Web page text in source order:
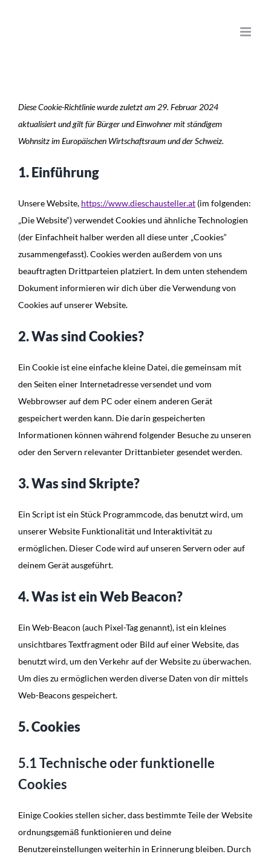
Diese Cookie-Richtlinie wurde zuletzt am 29. Februar 2024
aktualisiert und gilt für Bürger und Einwohner mit ständigem
Wohnsitz im Europäischen Wirtschaftsraum und der Schweiz.
1. Einführung
Unsere Website, https://www.dieschausteller.at (im folgenden:
„Die Website“) verwendet Cookies und ähnliche Technologien
(der Einfachheit halber werden all diese unter „Cookies“
zusammengefasst). Cookies werden außerdem von uns
beauftragten Drittparteien platziert. In dem unten stehendem
Dokument informieren wir dich über die Verwendung von
Cookies auf unserer Website.
2. Was sind Cookies?
Ein Cookie ist eine einfache kleine Datei, die gemeinsam mit
den Seiten einer Internetadresse versendet und vom
Webbrowser auf dem PC oder einem anderen Gerät
gespeichert werden kann. Die darin gespeicherten
Informationen können während folgender Besuche zu unseren
oder den Servern relevanter Drittanbieter gesendet werden.
3. Was sind Skripte?
Ein Script ist ein Stück Programmcode, das benutzt wird, um
unserer Website Funktionalität und Interaktivität zu
ermöglichen. Dieser Code wird auf unseren Servern oder auf
deinem Gerät ausgeführt.
4. Was ist ein Web Beacon?
Ein Web-Beacon (auch Pixel-Tag genannt), ist ein kleines
unsichtbares Textfragment oder Bild auf einer Website, das
benutzt wird, um den Verkehr auf der Website zu überwachen.
Um dies zu ermöglichen werden diverse Daten von dir mittels
Web-Beacons gespeichert.
5. Cookies
5.1 Technische oder funktionelle
Cookies
Einige Cookies stellen sicher, dass bestimmte Teile der Website
ordnungsgemäß funktionieren und deine
Benutzereinstellungen weiterhin in Erinnerung bleiben. Durch